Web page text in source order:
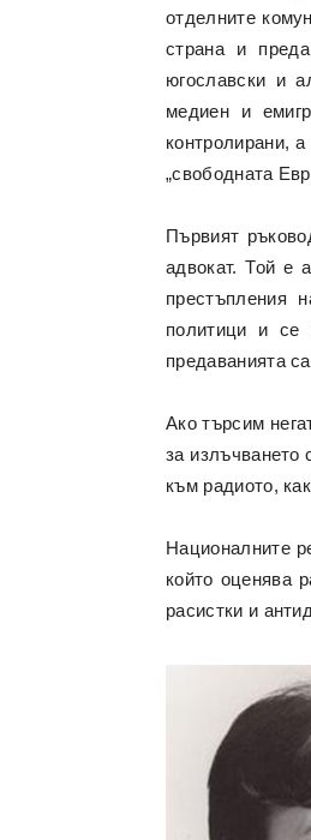
отделните
страна и
югославски и
медиен и
контролирани,
„свободната
Първият
адвокат. Той е
престъпления
политици и се
предаванията
Ако търсим
за излъчването
към радиото,
Националните
който оценява
расистки и